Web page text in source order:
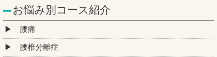
お悩み別コース紹介
腰痛
腰椎分離症